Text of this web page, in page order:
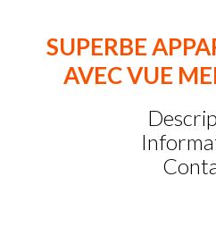
SUPERBE
AVEC VUE